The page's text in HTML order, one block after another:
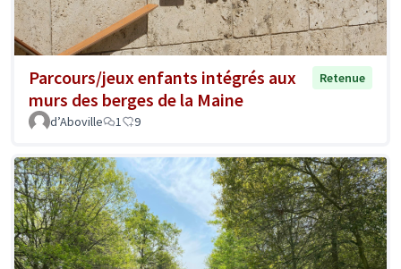
Parcours/jeux enfants intégrés aux
murs des berges de la Maine
Retenue
d’Aboville 1 9